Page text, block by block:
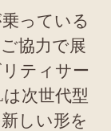
っている
協力で展
ティサー
次世代型
しい形を